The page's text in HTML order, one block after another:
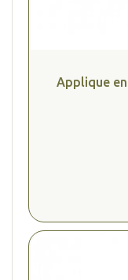
Applique